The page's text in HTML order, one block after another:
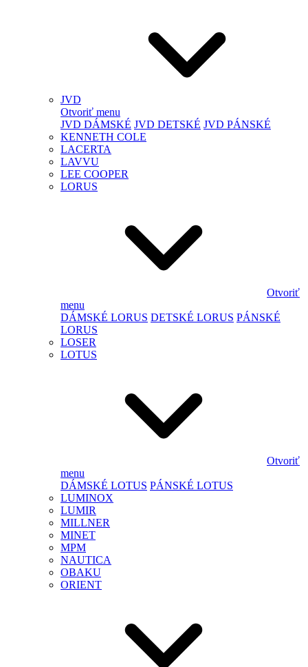
JVD
Otvoriť menu
JVD DÁMSKÉ JVD DETSKÉ JVD PÁNSKÉ
KENNETH COLE
LACERTA
LAVVU
LEE COOPER
LORUS
Otvoriť
menu
DÁMSKÉ LORUS DETSKÉ LORUS PÁNSKÉ
LORUS
LOSER
LOTUS
Otvoriť
menu
DÁMSKÉ LOTUS PÁNSKÉ LOTUS
LUMINOX
LUMIR
MILLNER
MINET
MPM
NAUTICA
OBAKU
ORIENT